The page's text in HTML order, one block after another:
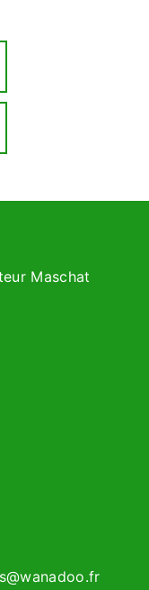
Maschat